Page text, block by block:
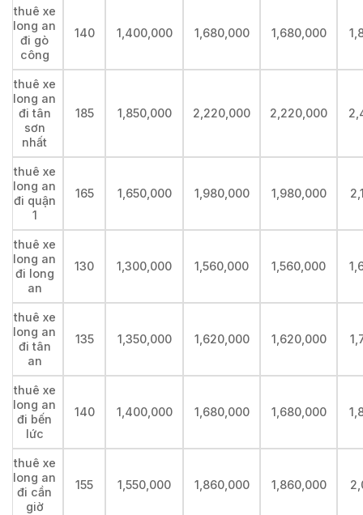
thuê xe
long an
đi gò
công
140 1,400,000 1,680,000 1,680,000
thuê xe
long an
đi tân
sơn
nhất
185 1,850,000 2,220,000 2,220,000
thuê xe
long an
đi quận
1
165 1,650,000 1,980,000 1,980,000
thuê xe
long an
đi long
an
130 1,300,000 1,560,000 1,560,000
thuê xe
long an
đi tân
an
135 1,350,000 1,620,000 1,620,000
thuê xe
long an
đi bến
lức
140 1,400,000 1,680,000 1,680,000
thuê xe
long an
đi cần
giờ
155 1,550,000 1,860,000 1,860,000